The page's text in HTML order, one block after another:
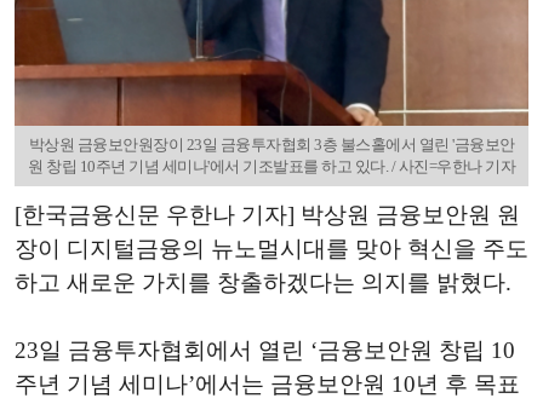
박상원 금융보안원장이 23일 금융투자협회 3층 불스홀에서 열린 '금융보안
원 창립 10주년 기념 세미나'에서 기조발표를 하고 있다. / 사진=우한나 기자
[한국금융신문 우한나 기자] 박상원 금융보안원 원
장이 디지털금융의 뉴노멀시대를 맞아 혁신을 주도
하고 새로운 가치를 창출하겠다는 의지를 밝혔다.
23일 금융투자협회에서 열린 ‘금융보안원 창립 10
주년 기념 세미나’에서는 금융보안원 10년 후 목표